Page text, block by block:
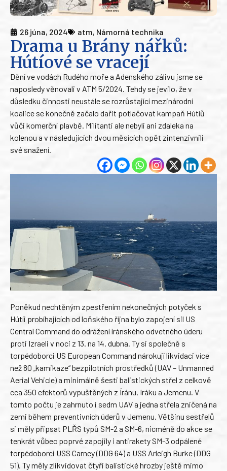
26 júna, 2024 atm, Námorná technika
Drama u Brány nářků:
Hútíové se vracejí
Dění ve vodách Rudého moře a Adenského zálivu jsme se
naposledy věnovali v ATM 5/2024. Tehdy se jevilo, že v
důsledku činnosti neustále se rozrůstající mezinárodní
koalice se konečně začalo dařit potlačovat kampaň Hútíů
vůči komerční plavbě. Militanti ale nebyli ani zdaleka na
kolenou a v následujících dvou měsících opět zintenzivnili
své snažení.
Poněkud nechtěným zpestřením nekonečných potyček s
Hútíi probíhajících od loňského října bylo zapojení sil US
Central Command do odrážení íránského odvetného úderu
proti Izraeli v noci z 13. na 14. dubna. Ty si společně s
torpédoborci US European Command nárokují likvidaci více
než 80 „kamikaze“ bezpilotních prostředků (UAV – Unmanned
Aerial Vehicle) a minimálně šesti balistických střel z celkově
cca 350 efektorů vypuštěných z Íránu, Iráku a Jemenu. V
tomto počtu je zahrnuto i sedm UAV a jedna střela zničená na
zemi během preventivních úderů v Jemenu. Většinu sestřelů
si měly připsat PLŘS typů SM-2 a SM-6, nicméně do akce se
tenkrát vůbec poprvé zapojily i antirakety SM-3 odpálené
torpédoborci USS Carney (DDG 64) a USS Arleigh Burke (DDG
51). Ty měly zlikvidovat čtyři balistické hrozby ještě mimo